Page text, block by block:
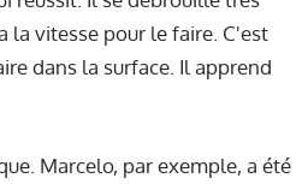
la vitesse pour le faire. C'est
dans la surface. Il apprend
Marcelo, par exemple, a été